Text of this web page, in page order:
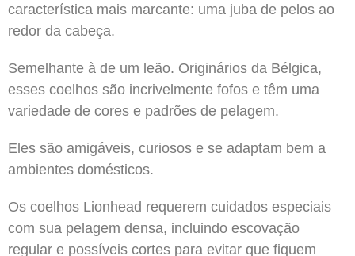
característica mais marcante: uma juba de pelos ao
redor da cabeça.
Semelhante à de um leão. Originários da Bélgica,
esses coelhos são incrivelmente fofos e têm uma
variedade de cores e padrões de pelagem.
Eles são amigáveis, curiosos e se adaptam bem a
ambientes domésticos.
Os coelhos Lionhead requerem cuidados especiais
com sua pelagem densa, incluindo escovação
regular e possíveis cortes para evitar que fiquem